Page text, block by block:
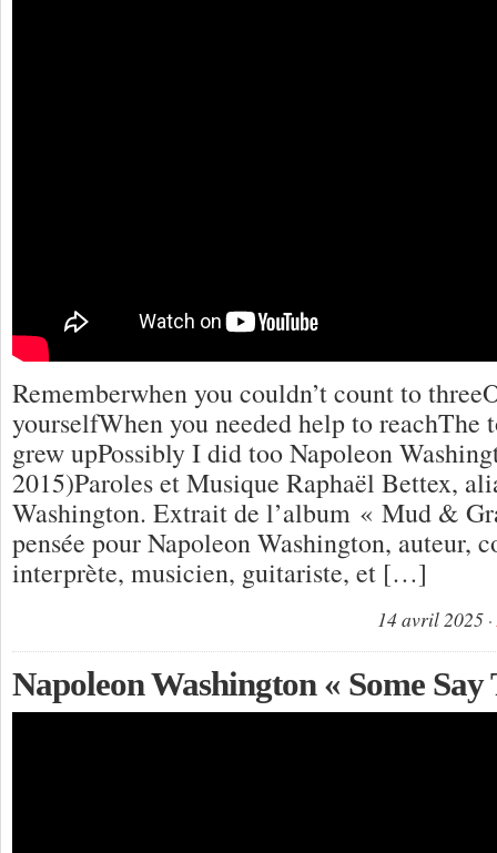
Rememberwhen you couldn’t count to
yourselfWhen you needed help to reachThe
grew upPossibly I did too Napoleon
2015)Paroles et Musique Raphaël Bettex,
Washington. Extrait de l’album « Mud &
pensée pour Napoleon Washington, auteur,
interprète, musicien, guitariste, et […]
14 avril 2025
Napoleon Washington « Some Say